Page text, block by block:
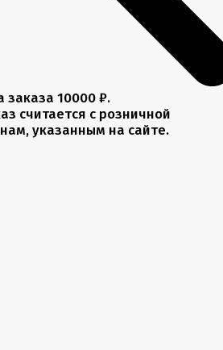
10000 ₽.
считается с розничной
указанным на сайте.